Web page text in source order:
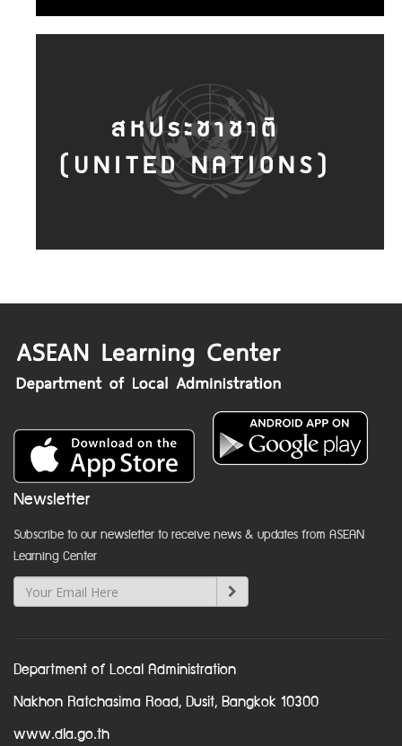
สหประชาชาติ
(UNITED NATIONS)
Newsletter
Subscribe to our newsletter to receive news & updates from ASEAN
Learning Center
Department of Local Administration
Nakhon Ratchasima Road, Dusit, Bangkok 10300
www.dla.go.th